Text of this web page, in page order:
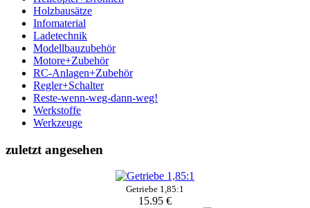
Holzbausätze
Infomaterial
Ladetechnik
Modellbauzubehör
Motore+Zubehör
RC-Anlagen+Zubehör
Regler+Schalter
Reste-wenn-weg-dann-weg!
Werkstoffe
Werkzeuge
zuletzt angesehen
Getriebe 1,85:1
15.95 €